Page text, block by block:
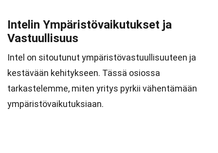
Intelin Ympäristövaikutukset ja
Vastuullisuus
Intel on sitoutunut ympäristövastuullisuuteen ja
kestävään kehitykseen. Tässä osiossa
tarkastelemme, miten yritys pyrkii vähentämään
ympäristövaikutuksiaan.